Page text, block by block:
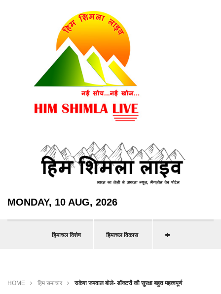
MONDAY, 10 AUG, 2026
हिमाचल विशेष हिमाचल विकास
HOME हिम समाचार राकेश जमवाल बोले- डॉक्टरों की सुरक्षा बहुत महत्वपूर्ण